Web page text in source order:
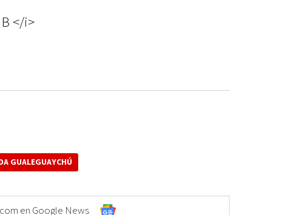
</i>
GUALEGUAYCHÚ
en Google News